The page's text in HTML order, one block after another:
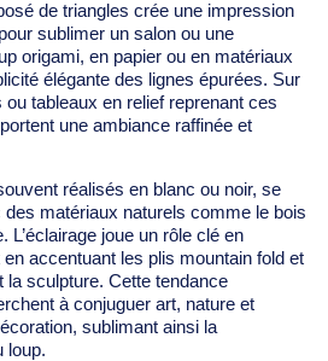
de triangles crée une impression
sublimer un salon ou une
origami, en papier ou en matériaux
élégante des lignes épurées. Sur
tableaux en relief reprenant ces
une ambiance raffinée et
réalisés en blanc ou noir, se
matériaux naturels comme le bois
L’éclairage joue un rôle clé en
accentuant les plis mountain fold et
la sculpture. Cette tendance
à conjuguer art, nature et
sublimant ainsi la
loup.